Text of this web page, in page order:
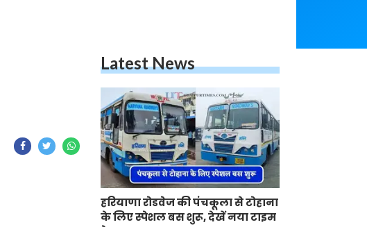
Latest News
हरियाणा रोडवेज की पंचकूला से टोहाना
के लिए स्पेशल बस शुरू, देखें नया टाइम